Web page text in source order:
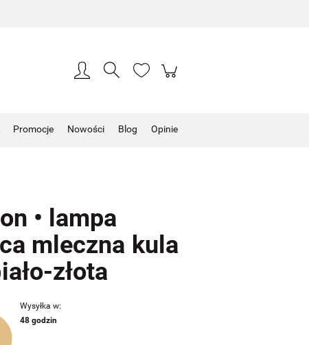
Promocje Nowości Blog Opinie
• lampa
mleczna kula
złota
Wysyłka w:
48 godzin